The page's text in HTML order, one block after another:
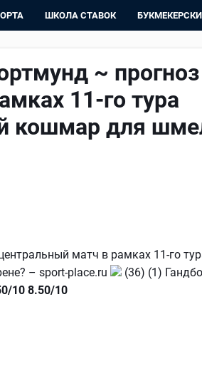
ШКОЛА СТАВОК
~
11-го тура
кошмар для
матч в рамках 11-го
– sport-place.ru
(36) (1)
10 8.50/10